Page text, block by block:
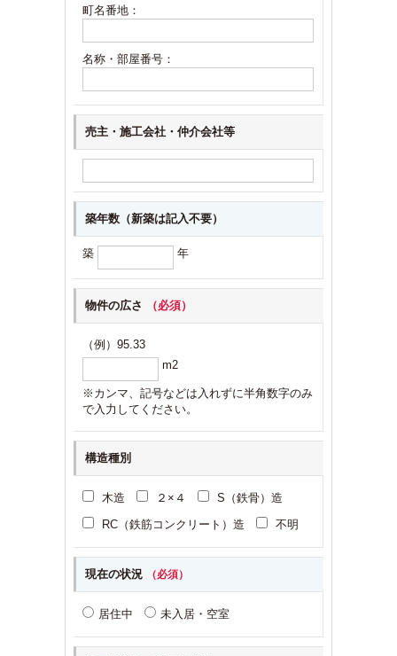
町名番地：
名称・部屋番号：
売主・施工会社 ・仲介会社等
築年数（新築は記入不要）
築 年
物件の広さ （必須）
（例）95.33
m2
※カンマ、記号などは入れずに半角数字のみ
で入力してください。
構造種別
木造 ２×４
S（鉄骨）造
RC（鉄筋コンクリート）造
不明
現在の状況 （必須）
居住中 未入居・空室